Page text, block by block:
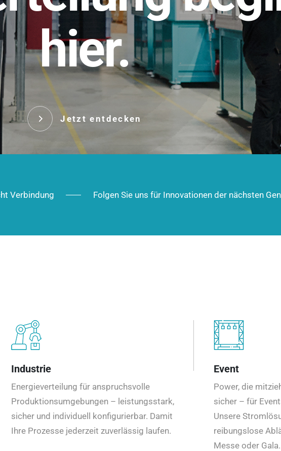
hier.
Jetzt entdecken
Alltag,
Das innovative Stecksystem für industrielle
robust, IP-geschützt und zukunftsfähig.
Jetzt entdecken
Verbindung Folgen Sie uns für Innovationen der nächsten
Industrie
Energieverteilung für anspruchsvolle
Produktionsumgebungen – leistungsstark,
sicher und individuell konfigurierbar. Damit
Ihre Prozesse jederzeit zuverlässig laufen.
Event
Power, die
sicher – für
Unsere
reibungslose
Messe oder Gala.